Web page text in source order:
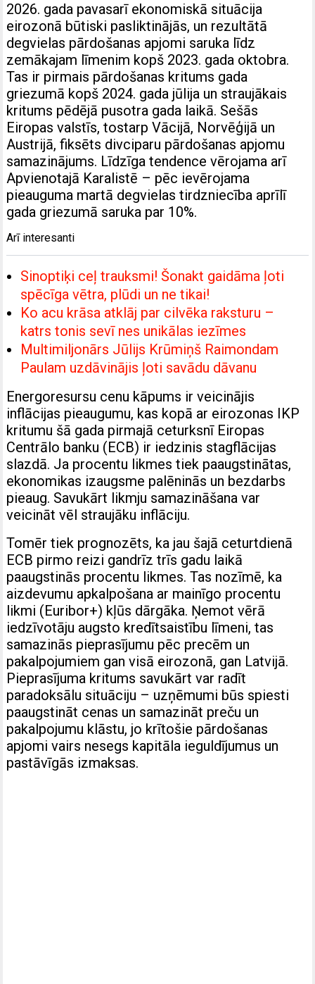
2026. gada pavasarī ekonomiskā situācija
eirozonā būtiski pasliktinājās, un rezultātā
degvielas pārdošanas apjomi saruka līdz
zemākajam līmenim kopš 2023. gada oktobra.
Tas ir pirmais pārdošanas kritums gada
griezumā kopš 2024. gada jūlija un straujākais
kritums pēdējā pusotra gada laikā. Sešās
Eiropas valstīs, tostarp Vācijā, Norvēģijā un
Austrijā, fiksēts divciparu pārdošanas apjomu
samazinājums. Līdzīga tendence vērojama arī
Apvienotajā Karalistē – pēc ievērojama
pieauguma martā degvielas tirdzniecība aprīlī
gada griezumā saruka par 10%.
Arī interesanti
Sinoptiķi ceļ trauksmi! Šonakt gaidāma ļoti
spēcīga vētra, plūdi un ne tikai!
Ko acu krāsa atklāj par cilvēka raksturu –
katrs tonis sevī nes unikālas iezīmes
Multimiljonārs Jūlijs Krūmiņš Raimondam
Paulam uzdāvinājis ļoti savādu dāvanu
Energoresursu cenu kāpums ir veicinājis
inflācijas pieaugumu, kas kopā ar eirozonas IKP
kritumu šā gada pirmajā ceturksnī Eiropas
Centrālo banku (ECB) ir iedzinis stagflācijas
slazdā. Ja procentu likmes tiek paaugstinātas,
ekonomikas izaugsme palēninās un bezdarbs
pieaug. Savukārt likmju samazināšana var
veicināt vēl straujāku inflāciju.
Tomēr tiek prognozēts, ka jau šajā ceturtdienā
ECB pirmo reizi gandrīz trīs gadu laikā
paaugstinās procentu likmes. Tas nozīmē, ka
aizdevumu apkalpošana ar mainīgo procentu
likmi (Euribor+) kļūs dārgāka. Ņemot vērā
iedzīvotāju augsto kredītsaistību līmeni, tas
samazinās pieprasījumu pēc precēm un
pakalpojumiem gan visā eirozonā, gan Latvijā.
Pieprasījuma kritums savukārt var radīt
paradoksālu situāciju – uzņēmumi būs spiesti
paaugstināt cenas un samazināt preču un
pakalpojumu klāstu, jo krītošie pārdošanas
apjomi vairs nesegs kapitāla ieguldījumus un
pastāvīgās izmaksas.